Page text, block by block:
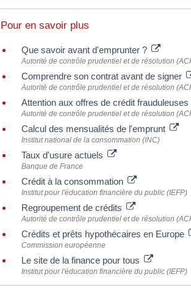
Pour en savoir plus
Que savoir avant d'emprunter ?
Autorité de contrôle prudentiel et de résolution
Comprendre son contrat avant de signer
Autorité de contrôle prudentiel et de résolution
Attention aux offres de crédit frauduleuses
Autorité de contrôle prudentiel et de résolution
Calcul des mensualités de l'emprunt
Institut national de la consommation (INC)
Taux d'usure actuels
Banque de France
Crédit à la consommation
Institut pour l'éducation financière du public (IEFP)
Regroupement de crédits
Autorité de contrôle prudentiel et de résolution
Crédits et prêts hypothécaires en Europe
Commission européenne
Le site de la finance pour tous
Institut pour l'éducation financière du public (IEFP)